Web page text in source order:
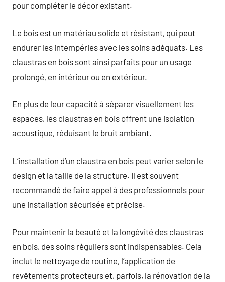
pour compléter le décor existant.
Le bois est un matériau solide et résistant, qui peut
endurer les intempéries avec les soins adéquats. Les
claustras en bois sont ainsi parfaits pour un usage
prolongé, en intérieur ou en extérieur.
En plus de leur capacité à séparer visuellement les
espaces, les claustras en bois offrent une isolation
acoustique, réduisant le bruit ambiant.
L’installation d’un claustra en bois peut varier selon le
design et la taille de la structure. Il est souvent
recommandé de faire appel à des professionnels pour
une installation sécurisée et précise.
Pour maintenir la beauté et la longévité des claustras
en bois, des soins réguliers sont indispensables. Cela
inclut le nettoyage de routine, l’application de
revêtements protecteurs et, parfois, la rénovation de la